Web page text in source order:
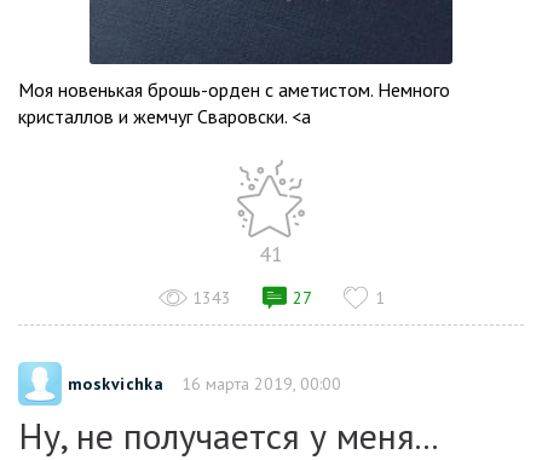
Моя новенькая брошь-орден с аметистом. Немного
кристаллов и жемчуг Сваровски. <a
41
1343 27 1
moskvichka 16 марта 2019, 00:00
Ну, не получается у меня...